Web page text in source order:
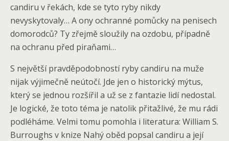
candiru v řekách, kde se tyto ryby nikdy
nevyskytovaly… A ony ochranné pomůcky na penisech
domorodců? Ty zřejmě sloužily na ozdobu, případně
na ochranu před piraňami…
S největší pravděpodobností ryby candiru na muže
nijak výjimečně neútočí. Jde jen o historický mýtus,
který se jednou rozšířil a už se z fantazie lidí nedostal.
Je logické, že toto téma je natolik přitažlivé, že mu rádi
podléháme. Velmi tomu pomohla i literatura: William S.
Burroughs v knize Nahý oběd popsal candiru a její